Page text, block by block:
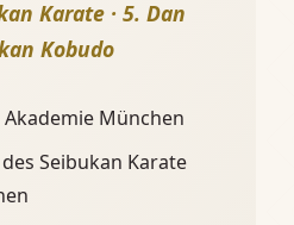
Karate · 5. Dan
Kobudo
München
Seibukan Karate